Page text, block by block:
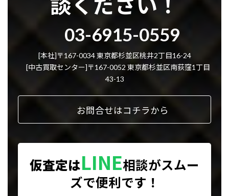
03-6915-0559
[本社]〒167-0034 東京都杉並区桃井2丁目16-24
[中古買取センター]〒167-0052 東京都杉並区南荻窪1丁目
43-13
お問合せはコチラから
仮査定はLINE相談がスムー
ズで便利です！